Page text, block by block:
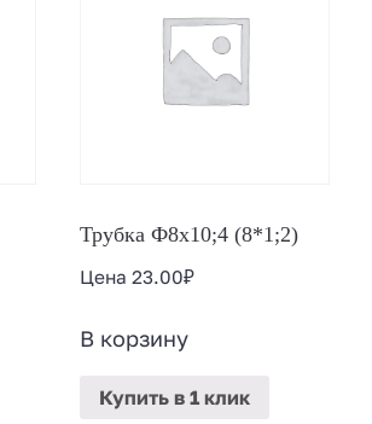
Трубка Ф8х10;4 (8*1;2)
Цена 23.00₽
В корзину
Купитьв 1 клик